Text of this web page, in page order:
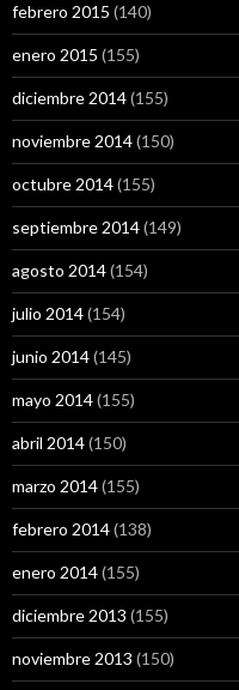
febrero 2015 (140)
enero 2015 (155)
diciembre 2014(155)
noviembre 2014(150)
octubre 2014(155)
septiembre 2014(149)
agosto 2014(154)
julio 2014(154)
junio 2014(145)
mayo 2014(155)
abril 2014(150)
marzo 2014(155)
febrero 2014(138)
enero 2014(155)
diciembre 2013 (155)
noviembre 2013 (150)